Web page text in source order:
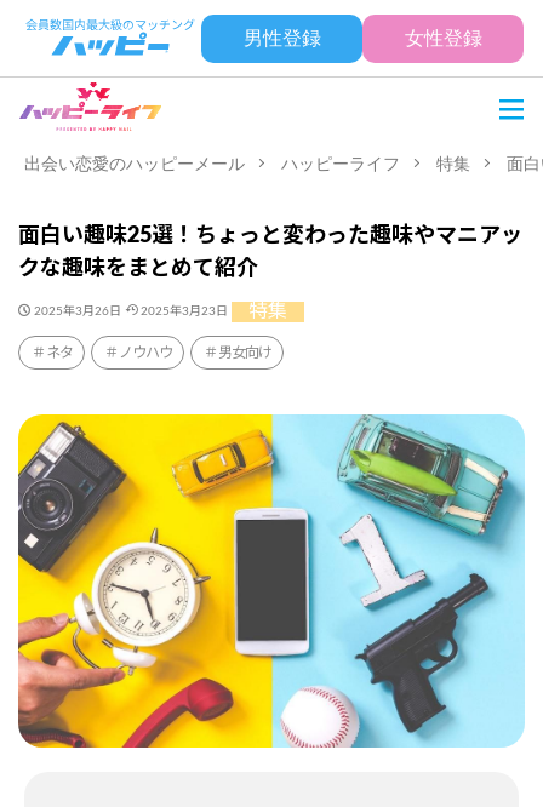
男性登録 女性登録
出会い恋愛のハッピーメール ハッピーライフ 特集 面
面白い趣味25選！ちょっと変わった趣味やマニアッ
クな趣味をまとめて紹介
2025年3月26日 2025年3月23日 特集
ネタ ノウハウ 男女向け